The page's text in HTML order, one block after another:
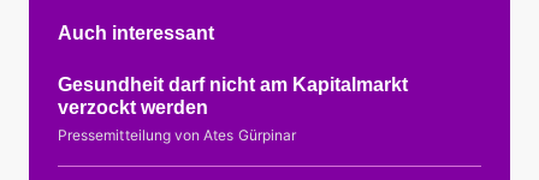
Auch interessant
Gesundheit darf nicht am Kapitalmarkt
verzockt werden
Pressemitteilung von Ates Gürpinar